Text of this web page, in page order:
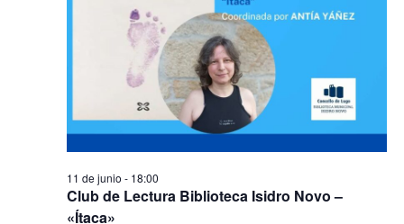
Club de Lectura Biblioteca Isidro Novo –
«Ítaca»
11 de junio - 18:00